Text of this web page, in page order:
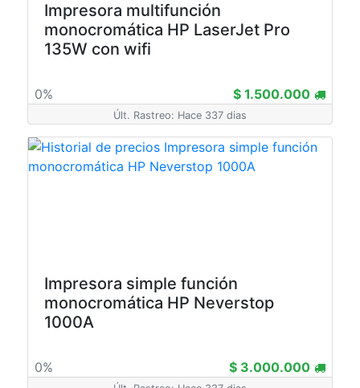
Impresora multifunción
monocromática HP LaserJet Pro
135W con wifi
0% $ 1.500.000
Últ. Rastreo: Hace 337 dias
Impresora simple función
monocromática HP Neverstop
1000A
0% $ 3.000.000